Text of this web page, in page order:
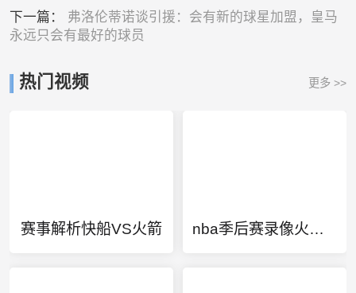
下一篇： 弗洛伦蒂诺谈引援：会有新的球星加盟，皇马
永远只会有最好的球员
热门视频 更多 >>
赛事解析快船VS火箭 nba季后赛录像火箭vs爵士